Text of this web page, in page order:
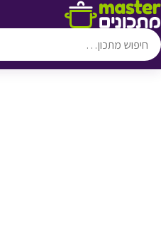
דלג לתוכן
♥ הוספה